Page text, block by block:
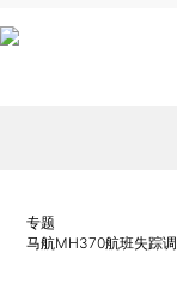
专题
马航MH370航班失踪